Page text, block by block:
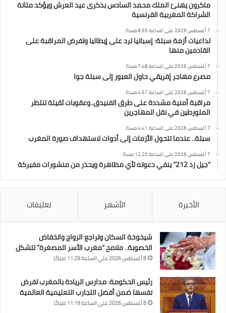
ماكرون يهنئ الملك محمد السادس بذكرى عيد العرش ويؤكد متانة
الشراكة المغربية الفرنسية
7 أغسطس 2026 على الساعة 8:55 مساءً
تداعيات أزمة سبتة: إسبانيا ترد على إيطاليا وتفرض المراقبة على
القادمين منها
7 أغسطس 2026 على الساعة 7:48 مساءً
مصرع مهاجر إفريقي حاول العبور إلى سبتة جوا
7 أغسطس 2026 على الساعة 4:57 مساءً
مراقبة أمنية مشددة على طرق الفنيدق..وعقوبات ثقيلة تنتظر
المتورطين في نقل المهاجرين
7 أغسطس 2026 على الساعة 4:41 مساءً
سبتة.. عندما تتحول الأزمات إلى أدوات لاستهداف صورة المغرب
7 أغسطس 2026 على الساعة 12:20 مساءً
“جيل زد 212” ينفي دعوته لأي مظاهرة ويحذر من منشورات مفبركة
الأخيرة الأشهر تعليقات
شيخوخة السكان وتراجع الزواج وانخفاض
الخصوبة.. ملامح “مغرب الأسر المصغرة” تتشكل
8 أغسطس 2026 على الساعة 11:29 صباحًا
رئيس الحكومة: مدارس الريادة بالمغرب تفرض
نفسها ضمن أفضل التجارب التعليمية العالمية
8 أغسطس 2026 على الساعة 11:19 صباحًا